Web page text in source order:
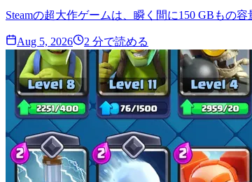
Steamの超大作ゲームは、瞬く間に150 GBもの
Aug 5, 2026 2 分で読める